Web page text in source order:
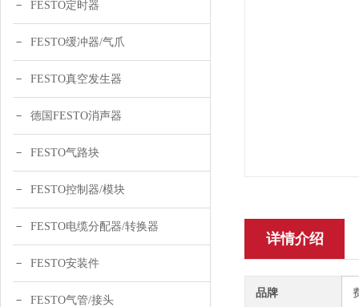
FESTO定时器
FESTO缓冲器/气爪
FESTO真空发生器
德国FESTO消声器
FESTO气路块
FESTO控制器/模块
FESTO电缆分配器/转换器
FESTO安装件
FESTO气管/接头
详情介绍
品牌